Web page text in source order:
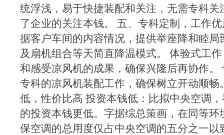
统浮浅，易于快捷装配和关注，无需专科关
了企业的关注本钱。 五、专科定制，工作
据客户车间的内容情况，提供举座降和睦局
及扇机组合等天简直降温模式。 体验式工
和感受凉风机的成果，确保兴隆后再协作。
专科的凉风机装配工作，确保树立开动顺畅
低，性价比高 投资本钱低：比拟中央空调
的投资本钱更低。字据综总策画，在同等环
保空调的总用度仅占中央空调的五分之一以